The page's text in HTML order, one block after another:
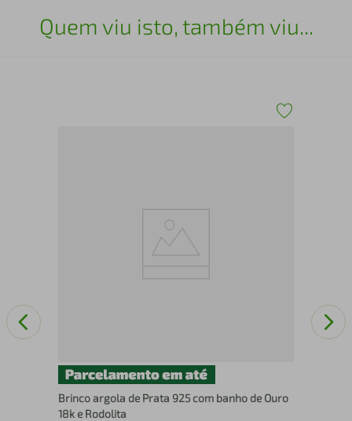
Quem viu isto, também viu...
Brinco argola de Prata 925 com banho de Ouro
18k e Rodolita